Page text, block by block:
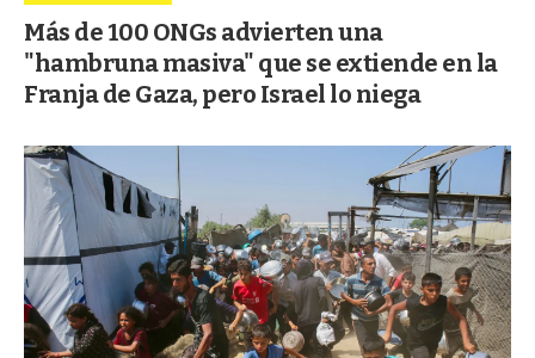
Más de 100 ONGs advierten una
"hambruna masiva" que se extiende en la
Franja de Gaza, pero Israel lo niega